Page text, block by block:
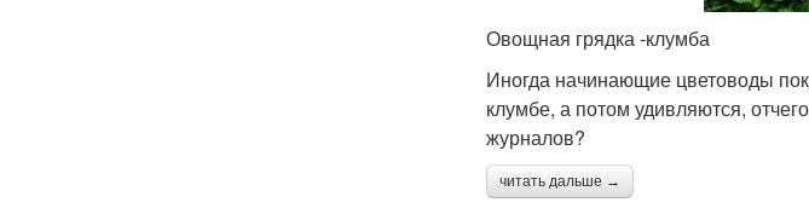
Овощная грядка -клумба
Иногда начинающие цветоводы
клумбе, а потом удивляются,
журналов?
читать дальше →